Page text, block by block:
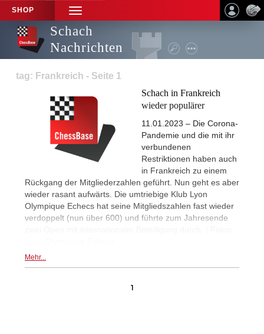
SHOP
TOGGLE
NAVIGATION
Schach
Nachrichten
tag: Frankreich - Seite 1
Schach in Frankreich
wieder populärer
11.01.2023 – Die Corona-
Pandemie und die mit ihr
verbundenen
Restriktionen haben auch
in Frankreich zu einem
Rückgang der Mitgliederzahlen geführt. Nun geht es aber
wieder rasant aufwärts. Die umtriebige Klub Lyon
Olympique Echecs hat seine Mitgliedszahlen fast wieder
verdoppelt (nun über 600) und führte zum Jahresende
Mehr...
1